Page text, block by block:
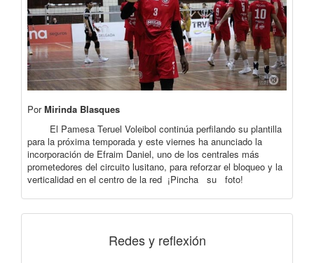
PorMirinda Blasques
El Pamesa Teruel Voleibol continúa perfilando su plantilla
para la próxima temporada y este viernes ha anunciado la
incorporación de Efraim Daniel, uno de los centrales más
prometedores del circuito lusitano, para reforzar el bloqueo y la
verticalidad en el centro de la red ¡Pincha su foto!
Redes y reflexión